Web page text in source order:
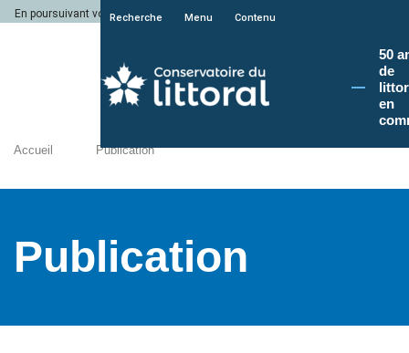
En poursuivant votre navigation sur le site du Conservatoire du littoral, vous
Recherche Menu Contenu
50
de
en
Accueil Publication
Publication